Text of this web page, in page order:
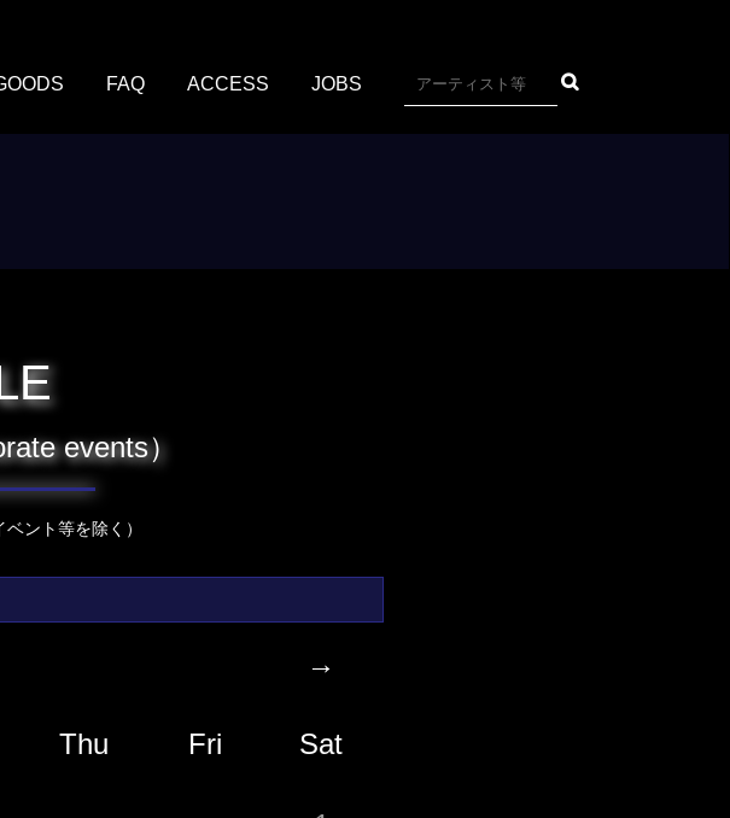
FAQ ACCESS JOBS
events）
ント等を除く）
→
Thu Fri Sat